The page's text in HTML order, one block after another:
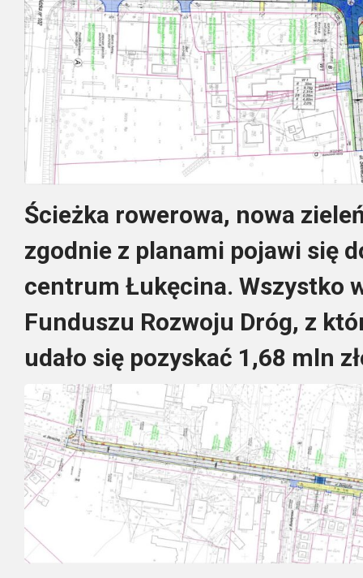
Ścieżka rowerowa, nowa
zgodnie z planami pojawi się
centrum Łukęcina. Wszystko
Funduszu Rozwoju Dróg, z
udało się pozyskać 1,68 mln